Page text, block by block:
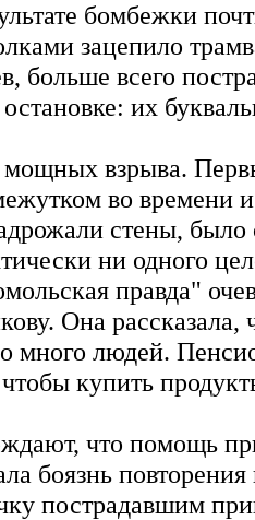
бомбежки
зацепило
больше всего
их
взрыва.
во времени
стены,
ни одного
правда"
Она рассказала,
много людей.
купить
что помощь
боязнь
пострадавшим